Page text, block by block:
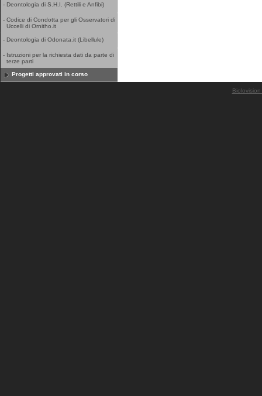
- Deontologia di S.H.I. (Rettili e Anfibi)
- Codice di Condotta per gli Osservatori di
Uccelli di Ornitho.it
- Deontologia di Odonata.it (Libellule)
- Istruzioni per la richiesta dati da parte di
terze parti
Progetti approvati in corso
Biolovision